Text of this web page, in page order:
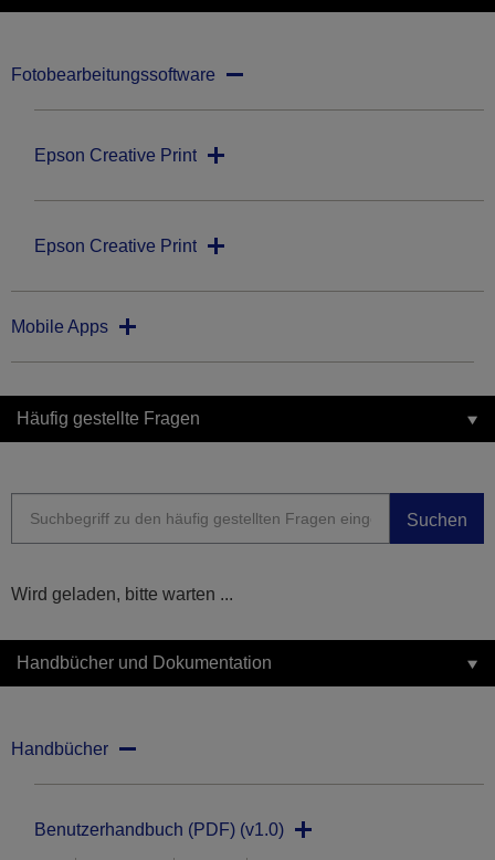
Fotobearbeitungssoftware
Epson Creative Print
Epson Creative Print
Mobile Apps
Häufig gestellte Fragen
Suchen
Wird geladen, bitte warten ...
Handbücher und Dokumentation
Handbücher
Benutzerhandbuch (PDF) (v1.0)